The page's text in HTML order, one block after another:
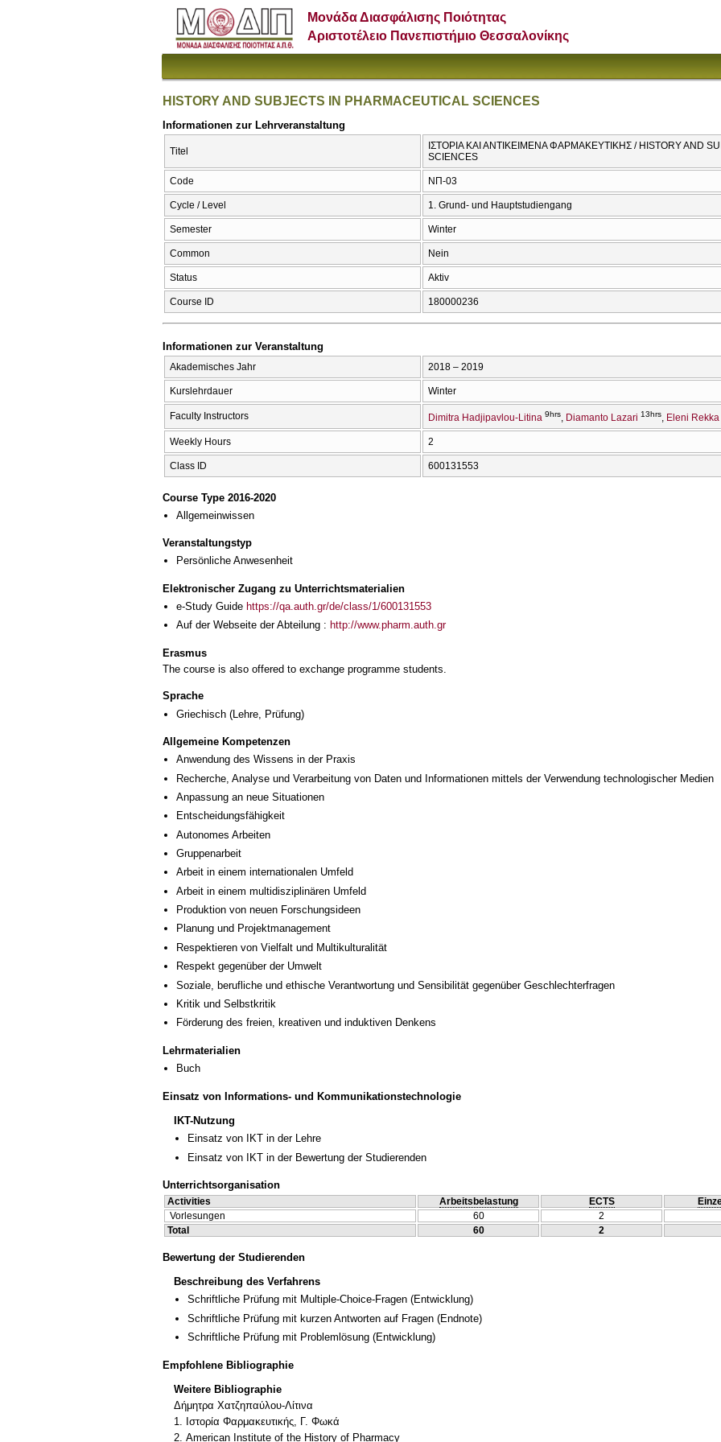
Μονάδα Διασφάλισης Ποιότητας
Αριστοτέλειο Πανεπιστήμιο Θεσσαλονίκης
HISTORY AND SUBJECTS IN PHARMACEUTICAL SCIENCES
Informationen zur Lehrveranstaltung
Titel
ΙΣΤΟΡΙΑ ΚΑΙ ΑΝΤΙΚΕΙΜΕΝΑ ΦΑΡΜΑΚΕΥΤΙΚΗΣ / HISTORY AND
SCIENCES
Code ΝΠ-03
Cycle / Level 1. Grund- und Hauptstudiengang
Semester Winter
Common Nein
Status Aktiv
Course ID 180000236
Informationen zur Veranstaltung
Akademisches Jahr 2018 – 2019
Kurslehrdauer Winter
Faculty Instructors Dimitra Hadjipavlou-Litina 9hrs Diamanto Lazari 13hrs Eleni Rekka
Weekly Hours 2
Class ID 600131553
Course Type 2016-2020
Allgemeinwissen
Veranstaltungstyp
Persönliche Anwesenheit
Elektronischer Zugang zu Unterrichtsmaterialien
e-Study Guide https://qa.auth.gr/de/class/1/600131553
Auf der Webseite der Abteilung : http://www.pharm.auth.gr
Erasmus
The course is also offered to exchange programme students.
Sprache
Griechisch (Lehre, Prüfung)
Allgemeine Kompetenzen
Anwendung des Wissens in der Praxis
Recherche, Analyse und Verarbeitung von Daten und Informationen mittels der Verwendung technologischer Medien
Anpassung an neue Situationen
Entscheidungsfähigkeit
Autonomes Arbeiten
Gruppenarbeit
Arbeit in einem internationalen Umfeld
Arbeit in einem multidisziplinären Umfeld
Produktion von neuen Forschungsideen
Planung und Projektmanagement
Respektieren von Vielfalt und Multikulturalität
Respekt gegenüber der Umwelt
Soziale, berufliche und ethische Verantwortung und Sensibilität gegenüber Geschlechterfragen
Kritik und Selbstkritik
Förderung des freien, kreativen und induktiven Denkens
Lehrmaterialien
Buch
Einsatz von Informations- und Kommunikationstechnologie
IKT-Nutzung
Einsatz von IKT in der Lehre
Einsatz von IKT in der Bewertung der Studierenden
Unterrichtsorganisation
Activities Arbeitsbelastung ECTS
Vorlesungen
60 2
Total
60 2
Bewertung der Studierenden
Beschreibung des Verfahrens
Schriftliche Prüfung mit Multiple-Choice-Fragen (Entwicklung)
Schriftliche Prüfung mit kurzen Antworten auf Fragen (Endnote)
Schriftliche Prüfung mit Problemlösung (Entwicklung)
Empfohlene Bibliographie
Weitere Bibliographie
Δήμητρα Χατζηπαύλου-Λίτινα
1. Ιστορία Φαρμακευτικής, Γ. Φωκά
2. American Institute of the History of Pharmacy